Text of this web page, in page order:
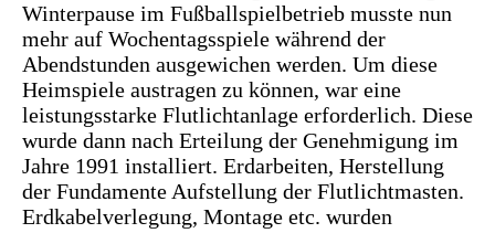
Winterpause im Fußballspielbetrieb musste nun
mehr auf Wochentagsspiele während der
Abendstunden ausgewichen werden. Um diese
Heimspiele austragen zu können, war eine
leistungsstarke Flutlichtanlage erforderlich. Diese
wurde dann nach Erteilung der Genehmigung im
Jahre 1991 installiert. Erdarbeiten, Herstellung
der Fundamente Aufstellung der Flutlichtmasten.
Erdkabelverlegung, Montage etc. wurden